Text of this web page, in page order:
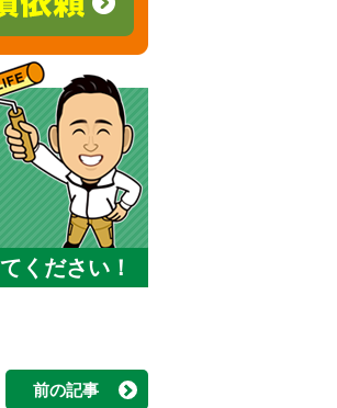
ください！
前の記事